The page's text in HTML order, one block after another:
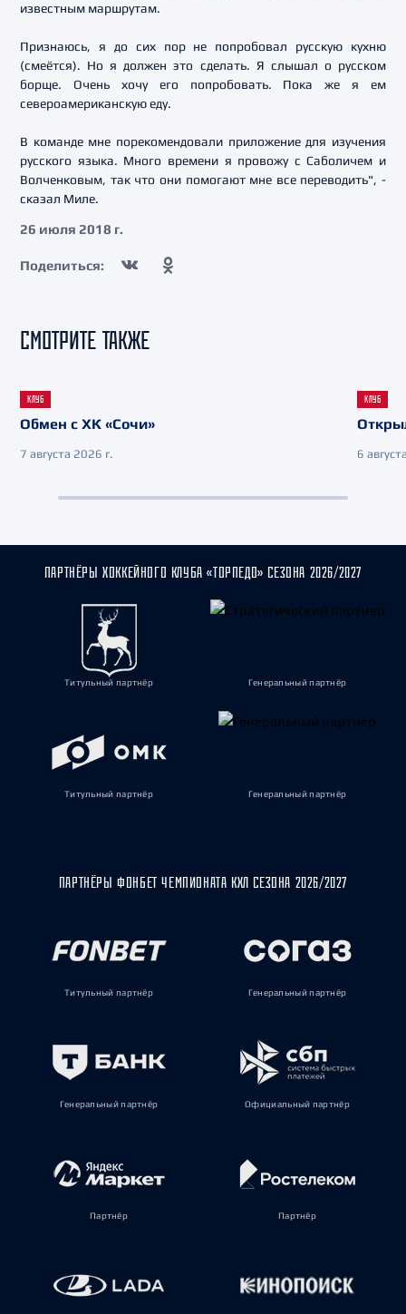
известным маршрутам.
Признаюсь, я до сих пор не попробовал русскую кухню
(смеётся). Но я должен это сделать. Я слышал о русском
борще. Очень хочу его попробовать. Пока же я ем
североамериканскую еду.
В команде мне порекомендовали приложение для изучения
русского языка. Много времени я провожу с Саболичем и
Волченковым, так что они помогают мне все переводить", -
сказал Миле.
26 июля 2018 г.
Поделиться:
СМОТРИТЕ ТАКЖЕ
КЛУБ
Обмен с ХК «Сочи»
7 августа 2026 г.
КЛУБ
6
ПАРТНЁРЫ ХОККЕЙНОГО КЛУБА «ТОРПЕДО» СЕЗОНА 2026/2027
Титульный партнёр Генеральный партнёр
Титульный партнёр Генеральный партнёр
ПАРТНЁРЫ ФОНБЕТ ЧЕМПИОНАТА КХЛ СЕЗОНА 2026/2027
Титульный партнёр Генеральный партнёр
Генеральный партнёр Официальный партнёр
Партнёр Партнёр